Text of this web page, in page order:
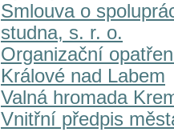
Smlouva o
studna, s. r. o.
Organizační
Králové nad Labem
Valná hromada
Vnitřní předpis